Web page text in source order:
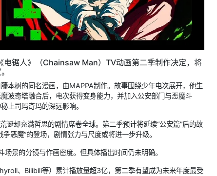
锯人》（Chainsaw Man）TV动画第二季制作决定，将
本树的同名漫画，由MAPPA制作。故事围绕少年电次展开，他生
波奇塔融合后，电次获得变身能力，并加入公安部门与恶魔斗
上司玛奇玛的深远影响。
却充满哲思的剧情席卷全球。第二季预计将延续“公安篇”后的故
恶魔”的登场，剧情张力与尺度或将进一步升级。
景的分镜与作画密度。但具体播出时间仍未明确。
、Bilibili等）累计播放量超3亿，第二季有望成为未来年度最受